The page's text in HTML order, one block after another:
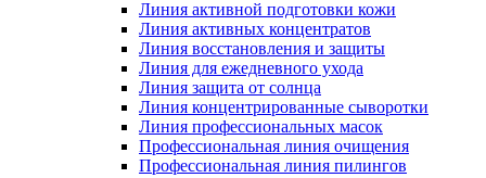
Линия активной подготовки кожи
Линия активных концентратов
Линия восстановления и защиты
Линия для ежедневного ухода
Линия защита от солнца
Линия концентрированные сыворотки
Линия профессиональных масок
Профессиональная линия очищения
Профессиональная линия пилингов